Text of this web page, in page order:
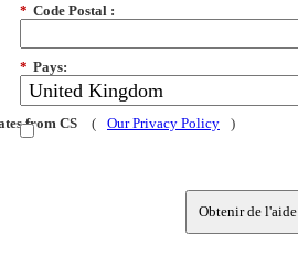
* Code Postal :
* Pays:
from CS ( Our Privacy Policy )
Obtenir de l'aide